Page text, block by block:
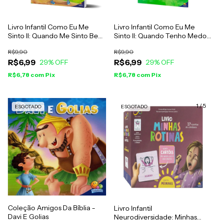
Livro Infantil Como Eu Me
Sinto II: Quando Me Sinto Bem
Justino
R$6,99
R$9,90
29% OFF
R$6,78 com Pix
Livro Infantil Como Eu Me
Sinto II: Quando Tenho Medo -
Justino
R$6,99
R$9,90
29% OFF
R$6,78 com Pix
ESGOTADO
Coleção Amigos Da Bíblia -
Davi E Golias
1/5
ESGOTADO
Livro Infantil
Neurodiversidade: Minhas